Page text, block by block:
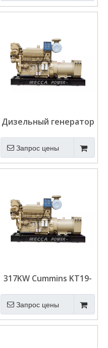
дизельного топлива
Дизельный генератор
судового двигателя
Cummins KTA19-M3
мощностью 373 кВт BV
Запрос цены
317KW Cummins KT19-
M Судовой дизель-
генератор CCS/IMO
Запрос цены